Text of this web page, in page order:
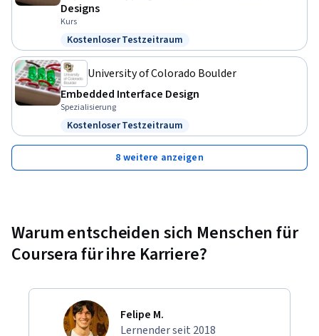
Designs
Kurs
Status: Kostenloser Testzeitraum
Kostenloser Testzeitraum
University of Colorado Boulder
Embedded Interface Design
Spezialisierung
Status: Kostenloser Testzeitraum
Kostenloser Testzeitraum
8 weitere anzeigen
Warum entscheiden sich Menschen für
Coursera für ihre Karriere?
Felipe M.
Lernender seit 2018